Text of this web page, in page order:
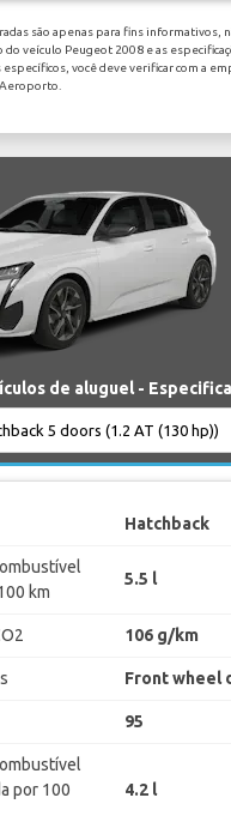
são apenas para fins informativos,
veículo Peugeot 2008 e as
específicos, você deve verificar com a
de aluguel -
Hatchback
km
5.5 l
106 g/km
Front wheel
95
por 100
4.2 l